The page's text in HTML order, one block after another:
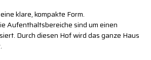
klare, kompakte Form.
Aufenthaltsbereiche sind um einen
Durch diesen Hof wird das ganze Haus